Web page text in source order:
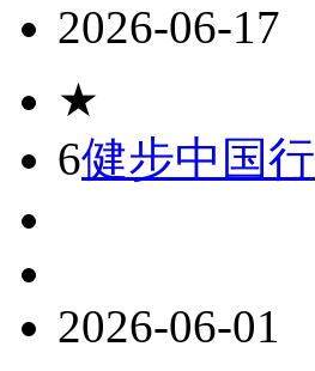
2026-06-17
★
6健步中国行
2026-06-01